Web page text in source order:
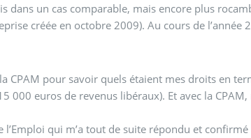
dans un cas comparable, mais encore plus
créée en octobre 2009). Au cours de
CPAM pour savoir quels étaient mes droits en
000 euros de revenus libéraux). Et avec la
l’Emploi qui m’a tout de suite répondu et